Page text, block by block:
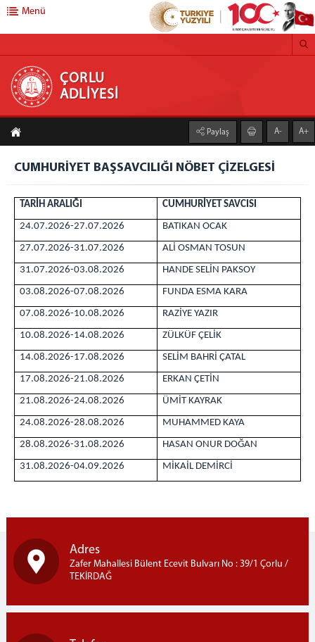
ÇORLU ADLİYESİ
ANASAYFA
C. BAŞSAVCILIĞI
CUMHURİYET BAŞSAVCISI
CUMHURİYET BAŞSAVCI VEKİLLERİ
CUMHURİYET SAVCILARIMIZ
CUMHURİYET BAŞSAVCILIĞI BİRİMLERİ
DENETİMLİ SERBESTLİK MÜDÜRLÜĞÜ
ADLİ DESTEK VE MAĞDUR HİZMETLERİ MÜDÜRLÜĞÜ
MEDYA İLETİŞİM BÜROSU
ADLİYEMİZ
ADALET KOMİSYONU
İCRA MÜDÜRLÜĞÜ
SEÇİM MÜDÜRLÜĞÜ
MÜLHAKATLAR
HUKUK MAHKEMELERİ
Hakim İzin Tablosu
Menü
ÇORLU
ADLİYESİ
Paylaş A- A+
CUMHURİYET BAŞSAVCILIĞI NÖBET ÇİZELGESİ
TARİH ARALIĞI CUMHURİYET SAVCISI
24.07.2026-27.07.2026 BATIKAN OCAK
27.07.2026-31.07.2026 ALİ OSMAN TOSUN
31.07.2026-03.08.2026 HANDE SELİN PAKSOY
03.08.2026-07.08.2026 FUNDA ESMA KARA
07.08.2026-10.08.2026 RAZİYE YAZIR
10.08.2026-14.08.2026 ZÜLKÜF ÇELİK
14.08.2026-17.08.2026 SELİM BAHRİ ÇATAL
17.08.2026-21.08.2026 ERKAN ÇETİN
21.08.2026-24.08.2026 ÜMİT KAYRAK
24.08.2026-28.08.2026 MUHAMMED KAYA
28.08.2026-31.08.2026 HASAN ONUR DOĞAN
31.08.2026-04.09.2026 MİKAİL DEMİRCİ
Adres
Zafer Mahallesi Bülent Ecevit Bulvarı No : 39/1 Çorlu /
TEKİRDAĞ